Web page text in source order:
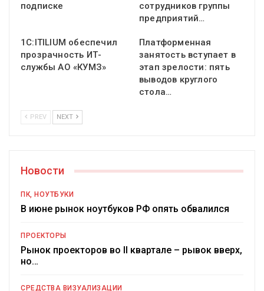
подписке
сотрудников группы
предприятий…
1С:ITILIUM обеспечил
прозрачность ИТ-
службы АО «КУМЗ»
Платформенная
занятость вступает в
этап зрелости: пять
выводов круглого
стола…
PREV NEXT
Новости
ПК, НОУТБУКИ
В июне рынок ноутбуков РФ опять обвалился
ПРОЕКТОРЫ
Рынок проекторов во II квартале – рывок вверх,
но…
СРЕДСТВА ВИЗУАЛИЗАЦИИ